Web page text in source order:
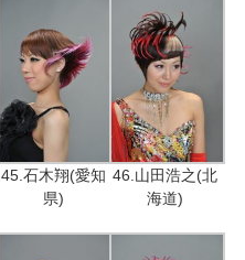
45.石木翔(愛知
県)
46.山田浩之(北
海道)